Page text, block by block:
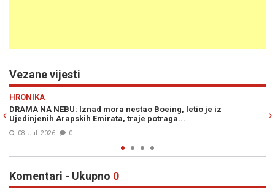
Vezane vijesti
je iz
RUSI POGODILI ZGRADU AMERIČKOG BOEINGA:
slučajan
Komentari - Ukupno 0